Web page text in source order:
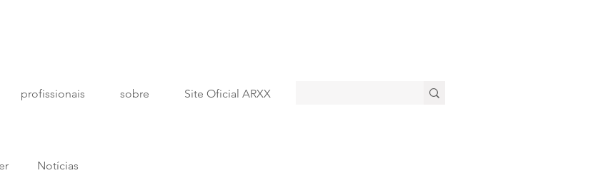
profissionais sobre Site Oficial ARXX
Notícias